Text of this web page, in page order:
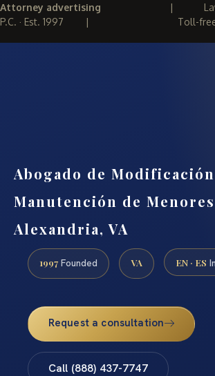
Attorney advertising |
P.C. · Est. 1997 | Toll-
Abogado de
Manutención de
Alexandria, VA
1997 Founded VA EN · ES
Request a consultation
Call (888) 437-7747